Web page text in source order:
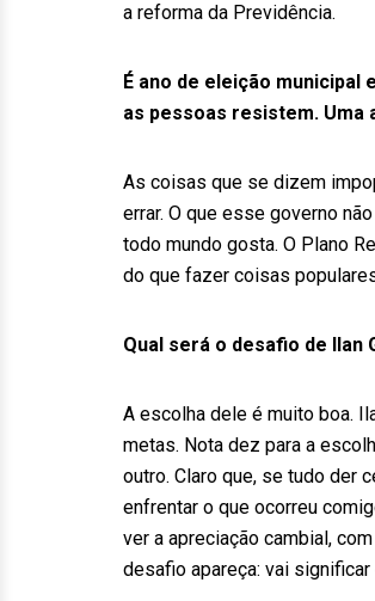
a reforma da Previdência.
É ano de eleição
as pessoas resistem. Uma
As coisas que se dizem
errar. O que esse governo
todo mundo gosta. O Plano
do que fazer coisas
Qual será o desafio de Ilan
A escolha dele é muito boa.
metas. Nota dez para a
outro. Claro que, se tudo der
enfrentar o que ocorreu
ver a apreciação cambial,
desafio apareça: vai